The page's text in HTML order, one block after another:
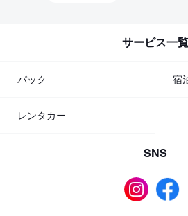
サービス一覧
パック 宿
レンタカー
SNS